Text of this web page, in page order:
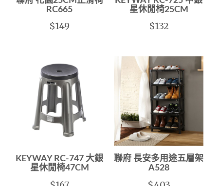
RC665
$149
星休閒椅25CM
$132
KEYWAY RC-747 大銀
星休閒椅47CM
聯府 長安多用途五層架
A528